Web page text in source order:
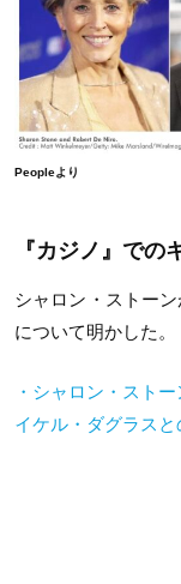
Peopleより
『カジノ』での
シャロン・ストー
について明かした。
・シャロン・スト
イケル・ダグラスと